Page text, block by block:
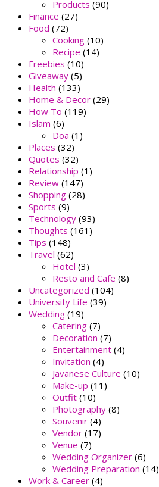
Products (90)
Finance (27)
Food (72)
Cooking (10)
Recipe (14)
Freebies (10)
Giveaway (5)
Health (133)
Home & Decor (29)
How To (119)
Islam (6)
Doa (1)
Places (32)
Quotes (32)
Relationship (1)
Review (147)
Shopping (28)
Sports (9)
Technology (93)
Thoughts (161)
Tips (148)
Travel (62)
Hotel (3)
Resto and Cafe (8)
Uncategorized (104)
University Life (39)
Wedding (19)
Catering (7)
Decoration (7)
Entertainment (4)
Invitation (4)
Javanese Culture (10)
Make-up (11)
Outfit (10)
Photography (8)
Souvenir (4)
Vendor (17)
Venue (7)
Wedding Organizer (6)
Wedding Preparation (14)
Work & Career (4)